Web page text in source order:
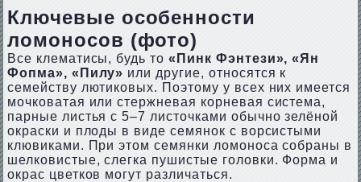
Ключевые особенности
ломоносов (фото)
Все клематисы, будь то«Пинк Фэнтези», «Ян
Фопма», «Пилу» или другие, относятся к
семейству лютиковых. Поэтому у всех них имеется
мочковатая или стержневая корневая система,
парные листья с 5–7 листочками обычно зелёной
окраски и плоды в виде семянок с ворсистыми
клювиками. При этом семянки ломоноса собраны в
шелковистые, слегка пушистые головки. Форма и
окрас цветков могут различаться.